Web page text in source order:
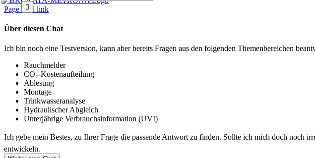
Page load link
Über diesen Chat
Ich bin noch eine Testversion, kann aber bereits Fragen aus den folgenden Themenbereichen
Rauchmelder
CO₂-Kostenaufteilung
Ablesung
Montage
Trinkwasseranalyse
Hydraulischer Abgleich
Unterjährige Verbrauchsinformation (UVI)
Ich gebe mein Bestes, zu Ihrer Frage die passende Antwort zu finden. Sollte ich mich doch
entwickeln.